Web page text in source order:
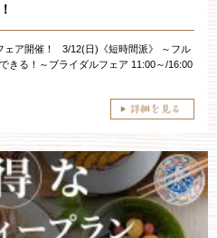
請求
レストラン＆パーティー
最新情報
ェア開催！ 3/12(日)《短時間派》 ～フル
きる！～ブライダルフェア 11:00～/16:00